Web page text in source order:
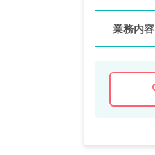
業務内容